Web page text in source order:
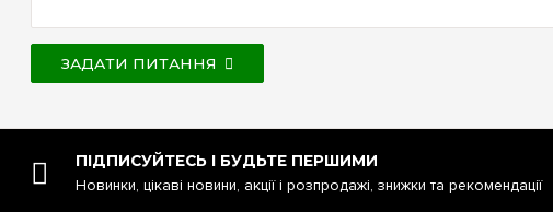
ЗАДАТИ ПИТАННЯ
ПІДПИСУЙТЕСЬ І БУДЬТЕ ПЕРШИМИ
Новинки, цікаві новини, акції і розпродажі, знижки та рекомендації